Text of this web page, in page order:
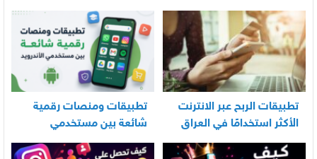
العناية اليومية بالرضيع
تطبيقات الربح عبر الانترنت
الأكثر استخدامًا في العراق
تطبيقات ومنصات رقمية
شائعة بين مستخدمي
الأندرويد